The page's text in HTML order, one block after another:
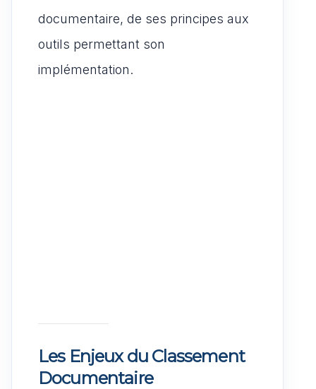
documentaire, de ses principes aux
outils permettant son
implémentation.
Les Enjeux du Classement
Documentaire